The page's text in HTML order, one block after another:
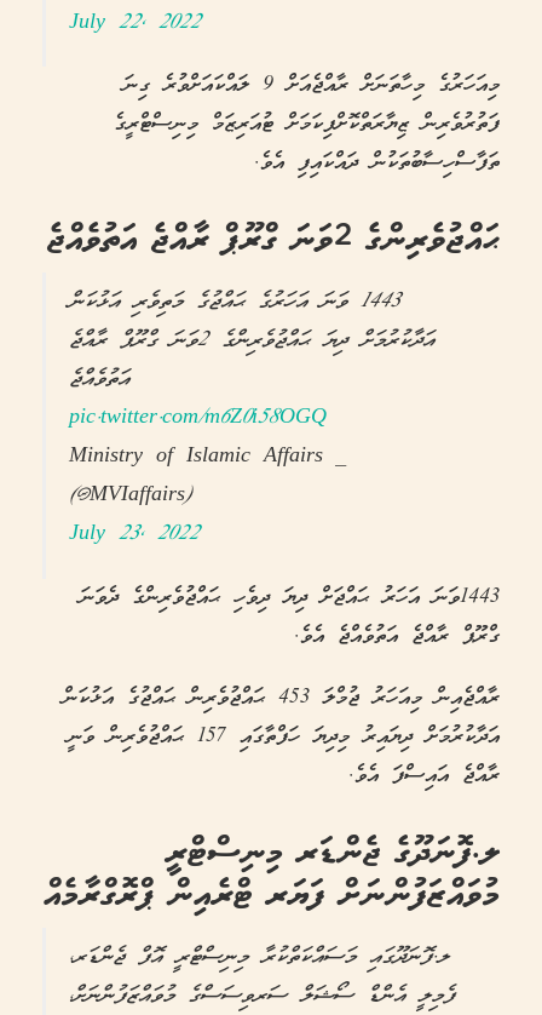
July 22, 2022
މިއަހަރުގެ މިހާތަނަށް ރާއްޖެއަށް 9 ލައްކައަށްވުރެ ގިނަ
ފަތުރުވެރިން ޒިޔާރަތްކޮށްފިކަމަށް ޓުއަރިޒަމް މިނިސްޓްރީގެ
ތަފާސްހިސާބުތަކުން ދައްކައިފި އެވެ.
ޙައްޖުވެރިންގެ 2ވަނަ ގްރޫޕް ރާއްޖެ އަތުވެއްޖެ
1443 ވަނަ އަހަރުގެ ޙައްޖުގެ މަތިވެރި އަޅުކަން
އަދާކުރުމަށް ދިޔަ ޙައްޖުވެރިންގެ 2ވަނަ ގްރޫޕް ރާއްޖެ
އަތުވެއްޖެ
pic.twitter.com/m6Z0i58OGQ
— Ministry of Islamic Affairs
(@MVIaffairs)
July 23, 2022
1443ވަނަ އަހަރު ޙައްޖަށް ދިޔަ ދިވެހި ޙައްޖުވެރިންގެ ދެވަނަ
ގްރޫޕް ރާއްޖެ އަތުވެއްޖެ އެވެ.
ރާއްޖެއިން މިއަހަރު ޖުމްލަ 453 ޙައްޖުވެރިން ޙައްޖުގެ އަޅުކަން
އަދާކުރުމަށް ދިޔައިރު މިދިޔަ ހަފްތާގައި 157 ޙައްޖުވެރިން ވަނީ
ރާއްޖެ އައިސްފަ އެވެ.
ލ.ފޮނަދޫގެ ޖެންޑަރ މިނިސްޓްރީ
މުވައްޒަފުންނަށް ފަޔަރ ޓްރެއިން ޕްރޮގްރާމެއް
ލ.ފޮނަދޫގައި މަސައްކަތްކުރާ މިނިސްޓްރީ އޮފް ޖެންޑަރ،
ފެމިލީ އެންޑް ސޯޝަލް ސަރވިސަސްގެ މުވައްޒަފުންނަށް،